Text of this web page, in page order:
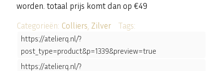
worden. totaal prijs komt dan op €49
Categorieën: Colliers Zilver Tags:
https://atelierq.nl/?
post_type=product&p=1339&preview=true
https://atelierq.nl/?